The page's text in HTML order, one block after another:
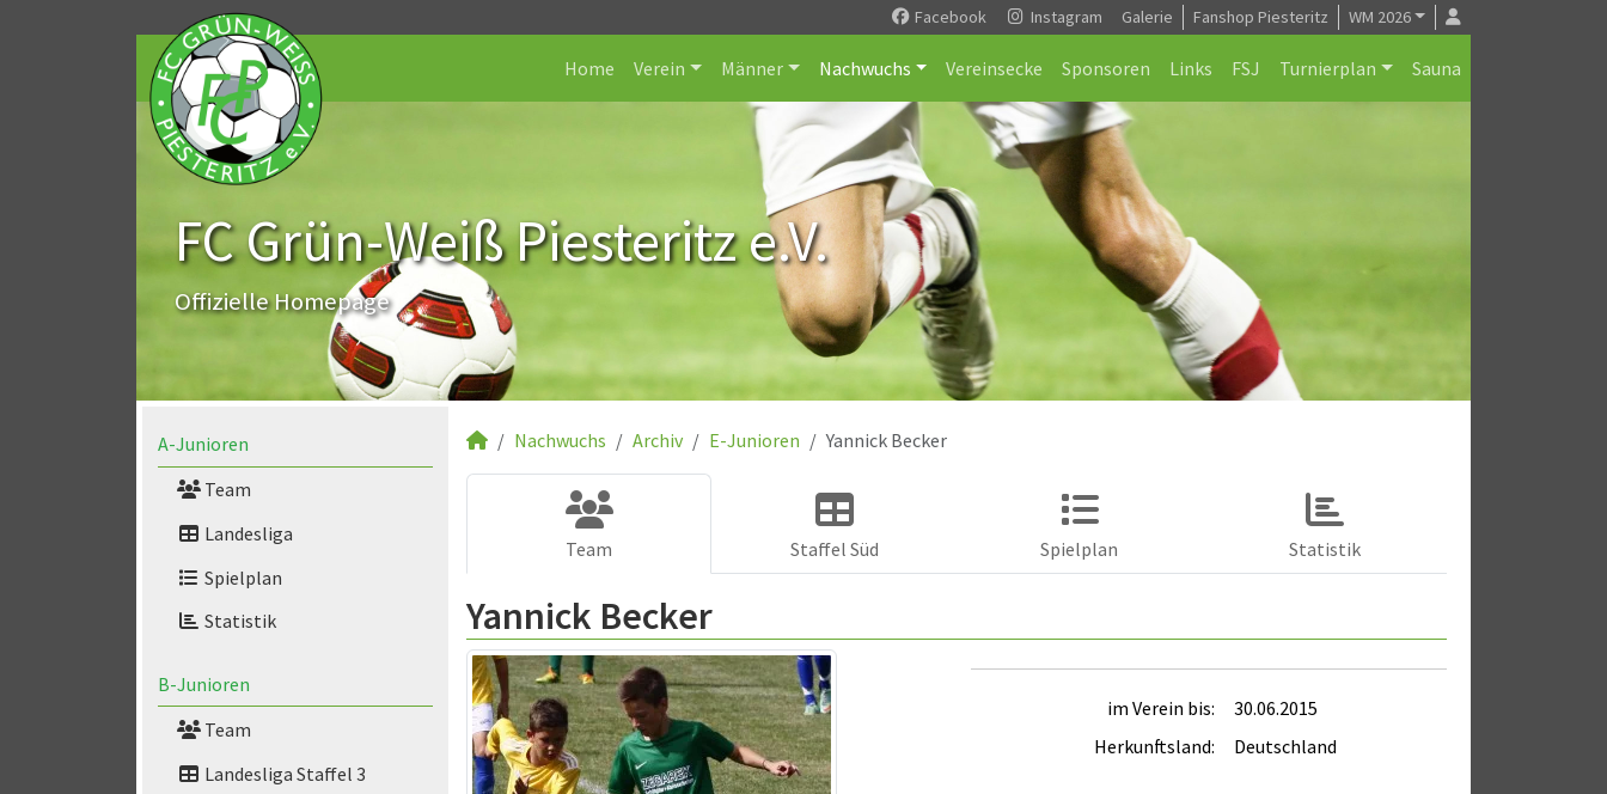
Facebook Instagram Galerie Fanshop Piesteritz WM 2026
Home Verein Männer Nachwuchs Vereinsecke Sponsoren Links FSJ Turnierplan Sauna
FC Grün-Weiß Piesteritz e.V.
Offizielle Homepage
A-Junioren
Team
Landesliga
Spielplan
Statistik
B-Junioren
Team
Landesliga Staffel 3
Nachwuchs Archiv E-Junioren Yannick Becker
Team Staffel Süd Spielplan Statistik
Yannick Becker
im Verein bis:
30.06.2015
Herkunftsland:
Deutschland